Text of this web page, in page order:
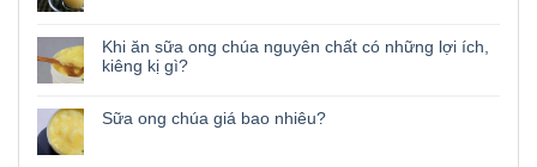
Khi ăn sữa ong chúa nguyên chất có những lợi ích,
kiêng kị gì?
Sữa ong chúa giá bao nhiêu?